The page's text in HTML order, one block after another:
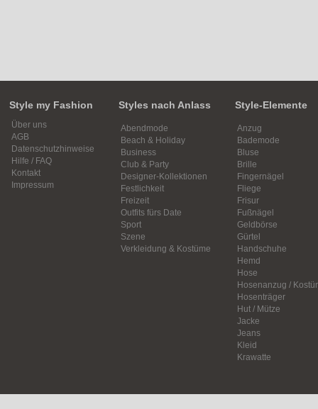
Style my Fashion
Über uns
AGB
Datenschutzhinweise
Hilfe / FAQ
Kontakt
Impressum
Styles nach Anlass
Abendmode
Beach & Holiday
Business
Club & Party
Designer-Kollektionen
Festlichkeit
Freizeit
Outfits fürs Date
Sport
Szene
Verkleidung & Kostüme
Style-Elemente
Anzug
Bademode
Bluse
Brille
Fingernägel
Fliege
Frisur
Fußnägel
Geldbörse
Gürtel
Handschuhe
Hemd
Hose
Hosenanzug /
Hosenträger
Hut / Mütze
Jacke
Jeans
Kleid
Krawatte